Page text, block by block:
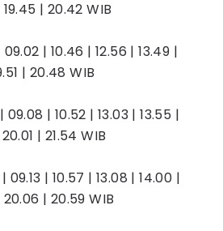
| 20.42 WIB
| 10.46 | 12.56 | 13.49 |
| 20.48 WIB
| 10.52 | 13.03 | 13.55 |
| 21.54 WIB
09.13 | 10.57 | 13.08 | 14.00 |
20.06 | 20.59 WIB